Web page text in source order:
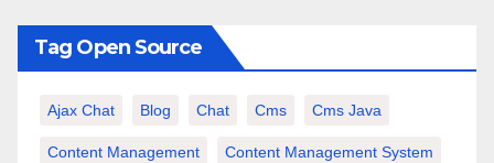
Tag Open Source
Ajax Chat Blog Chat Cms Cms Java
Content Management Content Management System